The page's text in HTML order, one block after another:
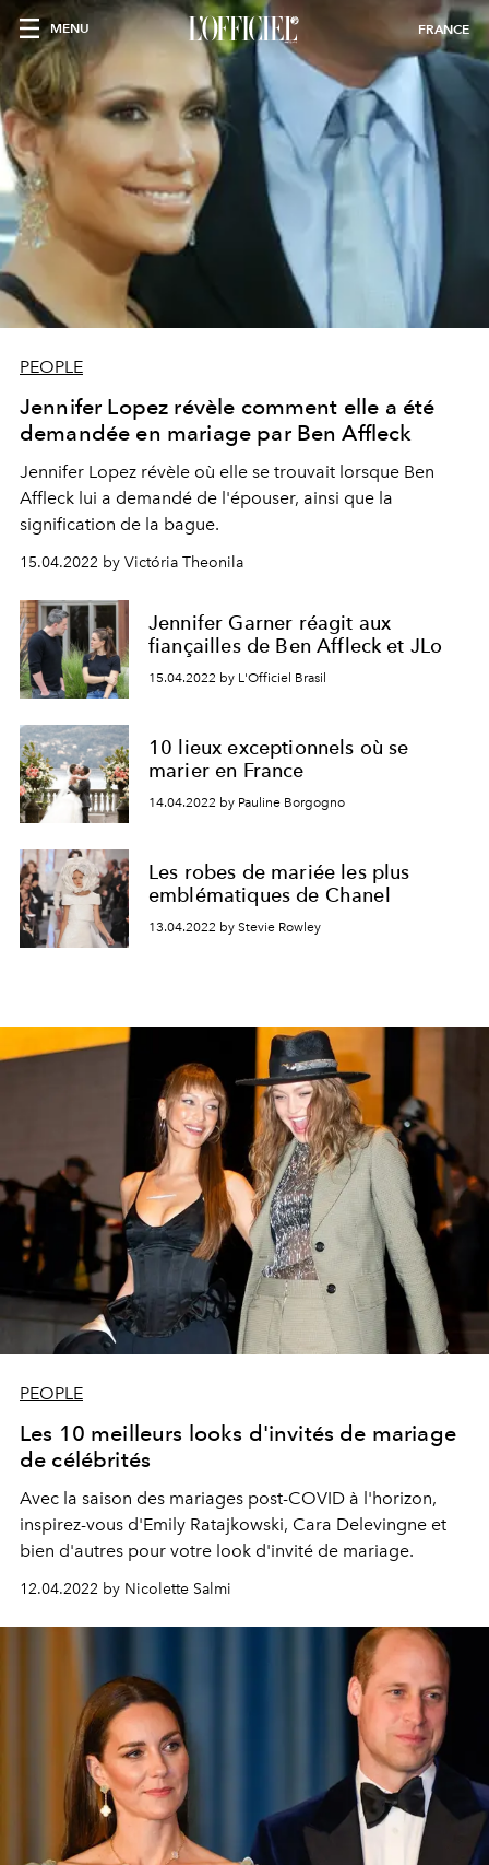
MENU FRANCE
PEOPLE
Jennifer Lopez révèle comment elle a été
demandée en mariage par Ben Affleck
Jennifer Lopez révèle où elle se trouvait lorsque Ben
Affleck lui a demandé de l'épouser, ainsi que la
signification de la bague.
15.04.2022 by Victória Theonila
Jennifer Garner réagit aux
fiançailles de Ben Affleck et JLo
15.04.2022 by L'Officiel Brasil
10 lieux exceptionnels où se
marier en France
14.04.2022 by Pauline Borgogno
Les robes de mariée les plus
emblématiques de Chanel
13.04.2022 by Stevie Rowley
PEOPLE
Les 10 meilleurs looks d'invités de mariage
de célébrités
Avec la saison des mariages post-COVID à l'horizon,
inspirez-vous d'Emily Ratajkowski, Cara Delevingne et
bien d'autres pour votre look d'invité de mariage.
12.04.2022 by Nicolette Salmi